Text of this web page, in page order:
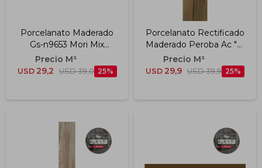
Porcelanato Maderado
Gs-n9653 Mori Mix
20x120 Cm
USD 29,2 USD 39,0 25
Porcelanato Rectificado
Maderado Peroba Ac "a"
19.7x120 Cm
USD 29,9 USD 39,9 25